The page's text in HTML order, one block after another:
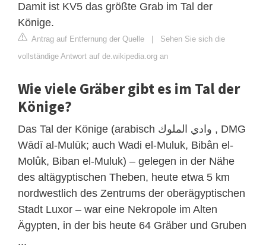
Damit ist KV5 das größte Grab im Tal der
Könige.
Antrag auf Entfernung der Quelle
Sehen Sie sich die
vollständige Antwort auf de.wikipedia.org an
Wie viele Gräber gibt es im Tal der
Könige?
Das Tal der Könige (arabisch وادي الملوك , DMG
Wādī al-Mulūk; auch Wadi el-Muluk, Bibân el-
Molûk, Biban el-Muluk) – gelegen in der Nähe
des altägyptischen Theben, heute etwa 5 km
nordwestlich des Zentrums der oberägyptischen
Stadt Luxor – war eine Nekropole im Alten
Ägypten, in der bis heute 64 Gräber und Gruben
...